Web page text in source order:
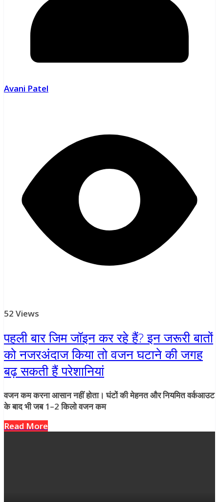
Avani Patel
52 Views
पहली बार जिम जॉइन कर रहे हैं? इन जरूरी बातों
को नजरअंदाज किया तो वजन घटाने की जगह
बढ़ सकती हैं परेशानियां
वजन कम करना आसान नहीं होता। घंटों की मेहनत और नियमित वर्कआउट
के बाद भी जब 1–2 किलो वजन कम
Read More